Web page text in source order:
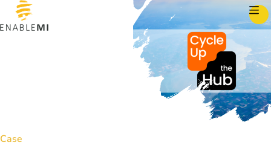
Skip to content
Case